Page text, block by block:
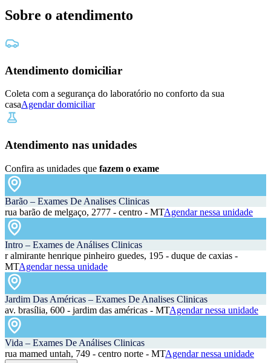
Sobre o atendimento
Atendimento domiciliar
Coleta com a segurança do laboratório no conforto da sua
casaAgendar domiciliar
Atendimento nas unidades
Confira as unidades que fazem o exame
Barão – Exames De Analises Clinicas
rua barão de melgaço, 2777 - centro - MTAgendar nessa unidade
Intro – Exames de Análises Clinicas
r almirante henrique pinheiro guedes, 195 - duque de caxias -
MTAgendar nessa unidade
Jardim Das Américas – Exames De Analises Clinicas
av. brasília, 600 - jardim das américas - MTAgendar nessa unidade
Vida – Exames De Análises Clinicas
rua mamed untah, 749 - centro norte - MTAgendar nessa unidade